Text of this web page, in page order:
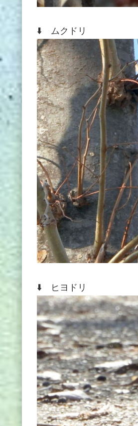
⬇️ ムクドリ
⬇️ ヒヨドリ